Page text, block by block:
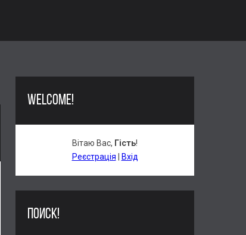
WELCOME!
Вітаю Вас, Гість!
Реєстрація
Вхід
ПОИСК!